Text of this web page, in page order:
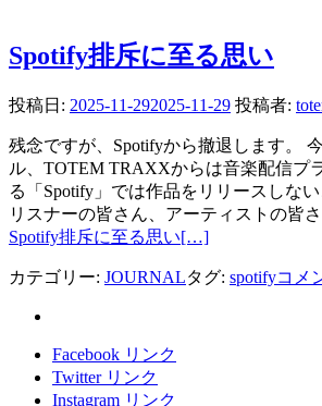
Spotify排斥に至る思い
投稿日: 2025-11-292025-11-29 投稿者:
残念ですが、Spotifyから撤退します。
ル、TOTEM TRAXXからは音楽配信プ
る「Spotify」では作品をリリースしない
リスナーの皆さん、アーティストの皆さ
Spotify排斥に至る思い[…]
カテゴリー: JOURNALタグ: spotifyコメ
Facebook リンク
Twitter リンク
Instagram リンク